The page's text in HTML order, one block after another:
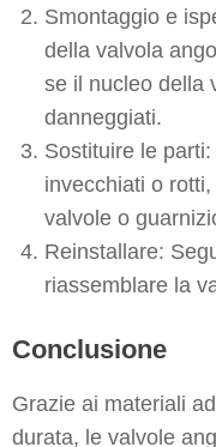
Smontaggio e
della valvola
se il nucleo della
danneggiati.
Sostituire le
invecchiati o
valvole o
Reinstallare:
riassemblare la
Conclusione
Grazie ai materiali
durata, le valvole